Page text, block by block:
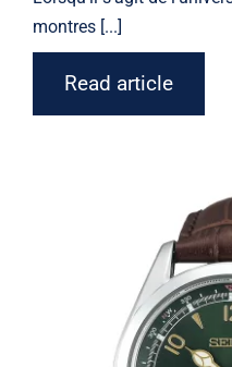
montres [...]
Read article